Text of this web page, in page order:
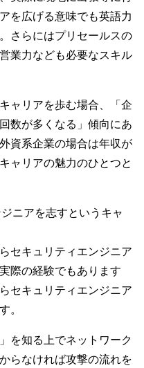
を広げる意味でも英語力
さらにはプリセールスの
業力なども必要なスキル
ャリアを歩む場合、「企
数が多くなる」傾向にあ
資系企業の場合は年収が
ャリアの魅力のひとつと
ニアを志すというキャ
セキュリティエンジニア
際の経験でもあります
セキュリティエンジニア
。
を知る上でネットワーク
らなければ攻撃の流れを